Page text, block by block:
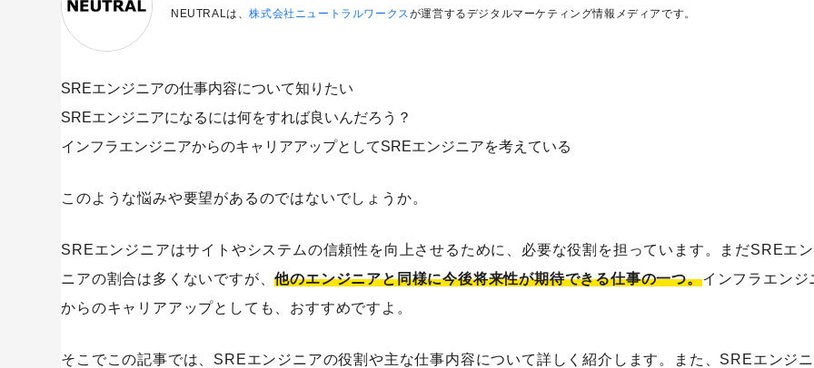
NEUTRALは、株式会社ニュートラルワークス が運営するデジタルマーケティング情報メディアです。
SREエンジニアの仕事内容について知りたい
SREエンジニアになるには何をすれば良いんだろう？
インフラエンジニアからのキャリアアップとしてSREエンジニアを考えている
このような悩みや要望があるのではないでしょうか。
SREエンジニアはサイトやシステムの信頼性を向上させるために、必要な役割を担っています。まだSREエ
ニアの割合は多くないですが、他のエンジニアと同様に今後将来性が期待できる仕事の一つ。インフラエンジ
からのキャリアアップとしても、おすすめですよ。
そこでこの記事では、SREエンジニアの役割や主な仕事内容について詳しく紹介します。また、SREエンジ